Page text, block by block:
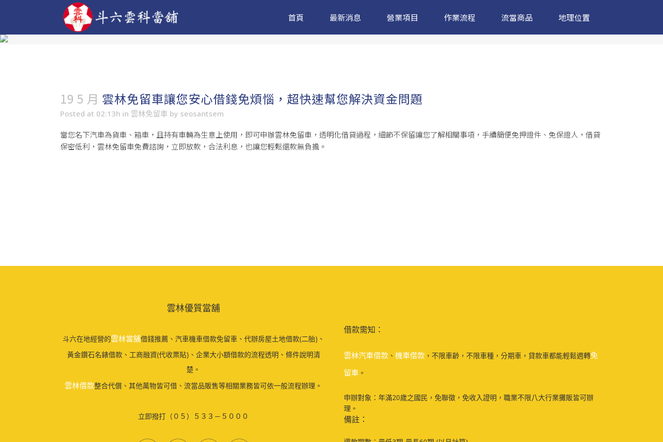
首頁 最新消息 營業項目 作業流程 流當商品 地理位置
19 5 月 雲林免留車讓您安心借錢免煩惱，超快速幫您解決資金問題
Posted at 02:13h in 雲林免留車 by seosantsem
當您名下汽車為貨車、箱車，且持有車輛為生意上使用，即可申辦雲林免留車 ，透明化借貸過程，細節不保留讓您了解相關事項，手續簡便免押證件、免保證人，借貸
保密低利，雲林免留車免費諮詢，立即放款，合法利息，也讓您輕鬆還款無負擔。
雲林優質當舖
斗六在地經營的雲林當舖借錢推薦、汽車機車借款免留車、代辦房屋土地借款(二胎)、
黃金鑽石名錶借款、工商融資(代收票貼)、企業大小額借款的流程透明、條件說明清
楚。
雲林借款整合代償、其他萬物皆可借、流當品販售等相關業務皆可依一般流程辦理。
立即撥打（０５）５３３－５０００
借款需知：
雲林汽車借款 、 機車借款 ，不限車齡，不限車種，分期車，貸款車都能輕鬆週轉免
留車 。
申辦對象：年滿20歲之國民，免聯徵，免收入證明，職業不限八大行業攤販皆可辦
理。
備註：